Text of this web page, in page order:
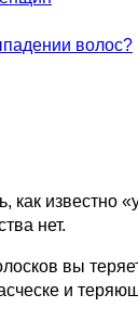
волос?
как
нет.
вы
и